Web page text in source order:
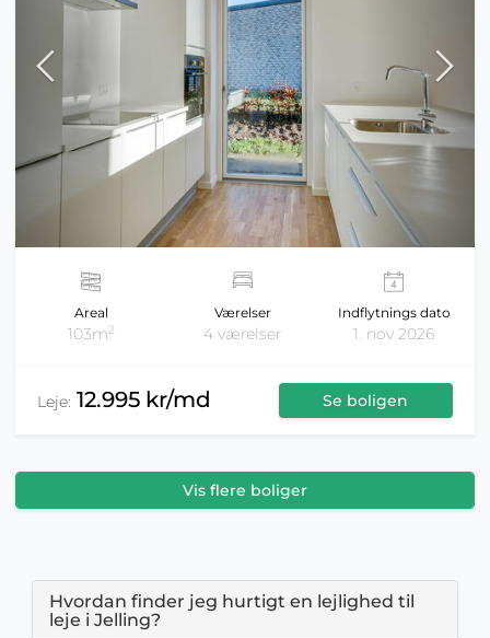
Areal
103m2
Værelser
4 værelser
Indflytnings dato
1. nov 2026
Leje: 12.995 kr/md Se boligen
Vis flere boliger
Hvordan finder jeg hurtigt en lejlighed til
leje i Jelling?